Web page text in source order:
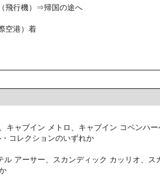
飛行機）⇒帰国の途へ
空港）着
キャブイン メトロ、キャブイン コペンハ
コレクションのいずれか
ル アーサー、スカンディック カッリオ、